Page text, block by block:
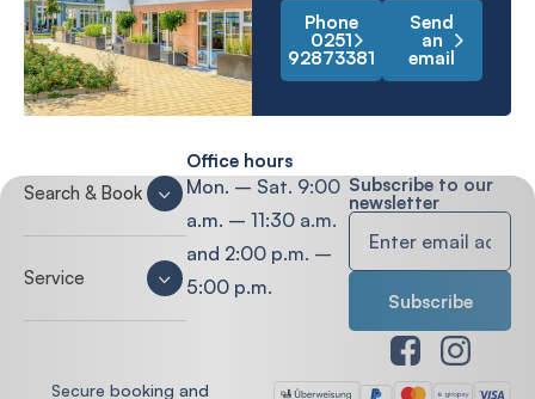
Phone
0251
92873381
Send
an
email
Search & Book
Service
Office hours
Mon. – Sat. 9:00
a.m. – 11:30 a.m.
and 2:00 p.m. –
5:00 p.m.
Subscribe to our
newsletter
Secure booking and